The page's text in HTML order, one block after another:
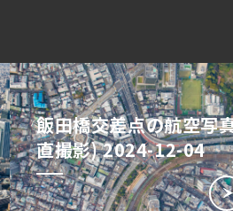
飯田橋交差点の航空写
直撮影) 2024-12-04